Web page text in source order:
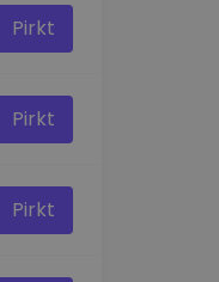
Pirkt
Pirkt
Pirkt